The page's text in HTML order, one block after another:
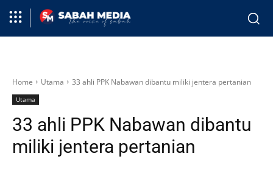
Home Utama 33 ahli PPK Nabawan dibantu miliki jentera pertanian
Utama
33 ahli PPK Nabawan dibantu
miliki jentera pertanian